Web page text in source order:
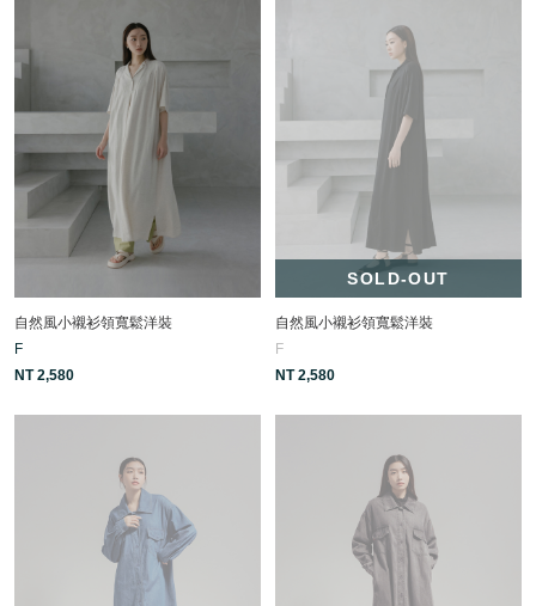
自然風小襯衫領寬鬆洋裝
F
NT 2,580
SOLD-OUT
自然風小襯衫領寬鬆洋裝
F
NT 2,580